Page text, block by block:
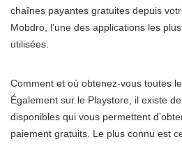
chaînes payantes gratuites depuis
Mobdro, l’une des applications les
utilisées.
Comment et où obtenez-vous toutes
Également sur le Playstore, il existe
disponibles qui vous permettent
paiement gratuits. Le plus connu est